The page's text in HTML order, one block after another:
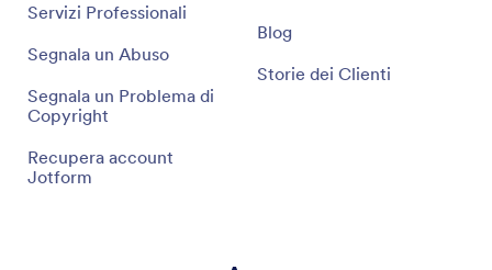
Servizi Professionali
Segnala un Abuso
Segnala un Problema di
Copyright
Recupera account
Jotform
Blog
Storie dei Clienti